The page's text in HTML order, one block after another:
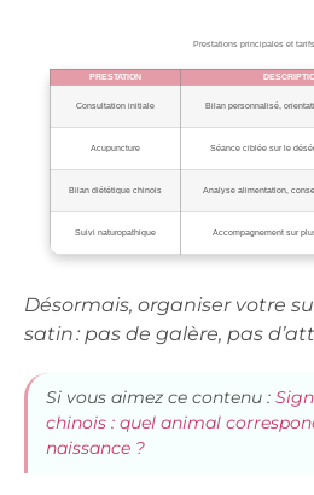
Prestations principales et
PRESTATION
Consultation initiale Bilan personnalisé,
Acupuncture Séance ciblée sur le
Bilan diététique chinois Analyse alimentation,
Suivi naturopathique Accompagnement sur
Désormais, organiser votre
satin : pas de galère, pas
Si vous aimez ce contenu :
chinois : quel animal
naissance ?